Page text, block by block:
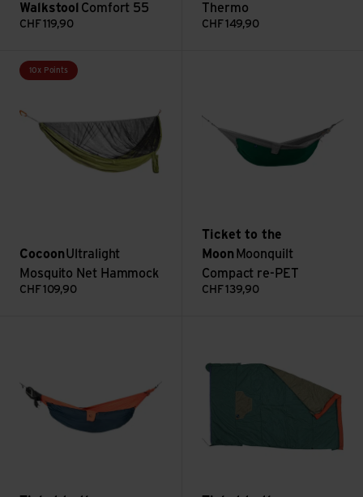
Walkstool Comfort 55
CHF119,90
Thermo
CHF149,90
10x Points
CocoonUltralight
Mosquito Net Hammock
CHF109,90
Voir Ultralight Mosquito Net Hammock
Ticket to the
Moon Moonquilt
Compact re-PET
CHF139,90